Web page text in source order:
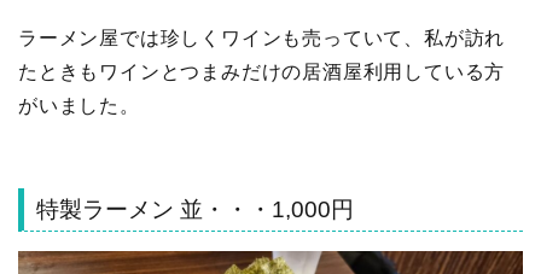
ラーメン屋では珍しくワインも売っていて、私が訪れ
たときもワインとつまみだけの居酒屋利用している方
がいました。
特製ラーメン 並・・・1,000円